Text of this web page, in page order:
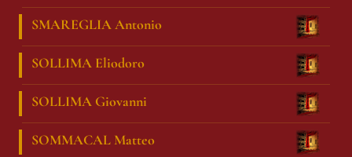
SMAREGLIA Antonio
SOLLIMA Eliodoro
SOLLIMA Giovanni
SOMMACAL Matteo